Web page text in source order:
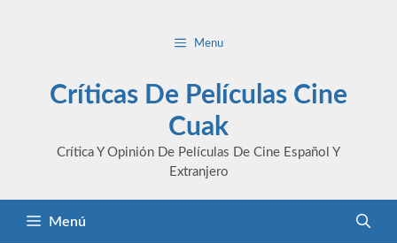
Menu
Críticas De Películas Cine
Cuak
Crítica Y Opinión De Películas De Cine Español Y
Extranjero
Menú